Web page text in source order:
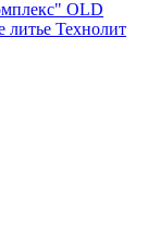
OLD
литье Технолит